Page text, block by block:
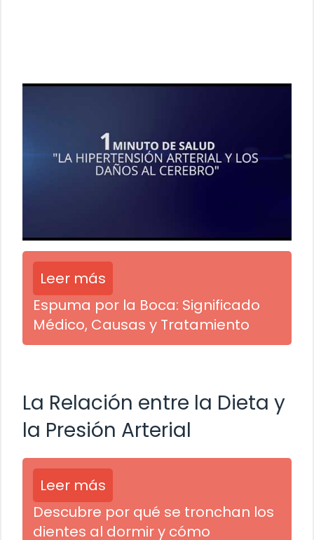
Leer más
Espuma por la Boca: Significado
Médico, Causas y Tratamiento
La Relación entre la Dieta y
la Presión Arterial
Leer más
Descubre por qué se tronchan los
dientes al dormir y cómo